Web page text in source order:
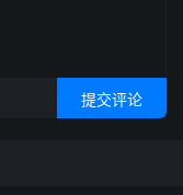
提交评论